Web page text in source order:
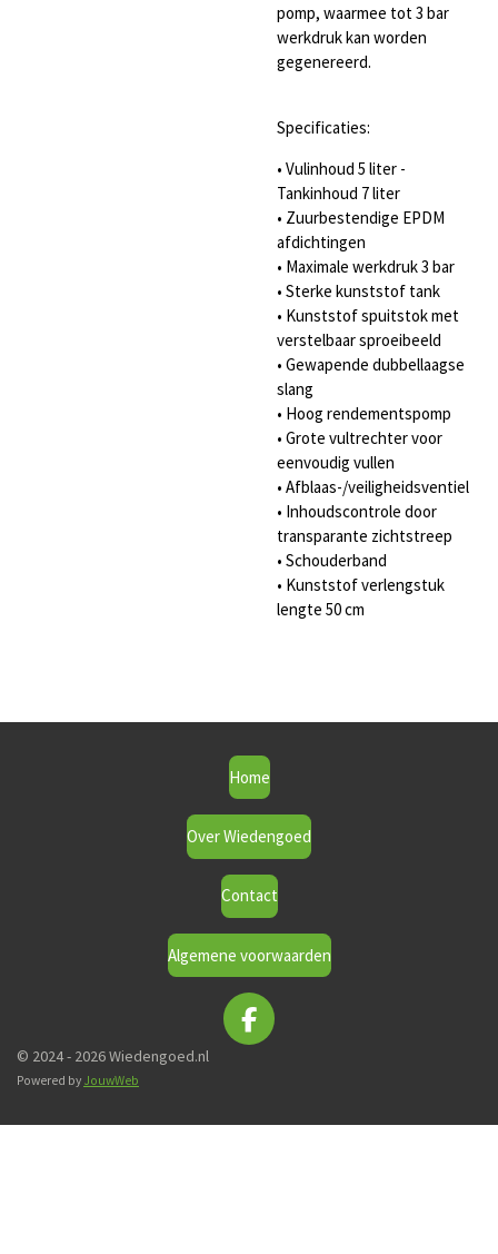
pomp, waarmee tot 3 bar
werkdruk kan worden
gegenereerd.
Specificaties:
• Vulinhoud 5 liter -
Tankinhoud 7 liter
• Zuurbestendige EPDM
afdichtingen
• Maximale werkdruk 3 bar
• Sterke kunststof tank
• Kunststof spuitstok met
verstelbaar sproeibeeld
• Gewapende dubbellaagse
slang
• Hoog rendementspomp
• Grote vultrechter voor
eenvoudig vullen
• Afblaas-/veiligheidsventiel
• Inhoudscontrole door
transparante zichtstreep
• Schouderband
• Kunststof verlengstuk
lengte 50 cm
Home
Over Wiedengoed
Contact
Algemene voorwaarden
F
a
b
© 2024 - 2026 Wiedengoed.nl
Powered by JouwWeb